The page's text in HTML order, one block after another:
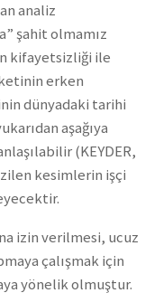
analiz
şahit olmamız
kifayetsizliği ile
erken
dünyadaki tarihi
aşağıya
(KEYDER,
kesimlerin işçi
izin verilmesi, ucuz
çalışmak için
yönelik olmuştur.